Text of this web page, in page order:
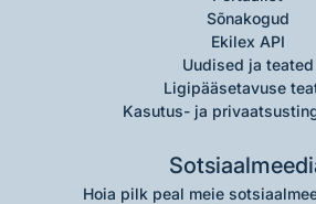
Sõnakogud
Ekilex API
Uudised ja teated
Ligipääsetavuse
Kasutus- ja
Hoia pilk peal meie